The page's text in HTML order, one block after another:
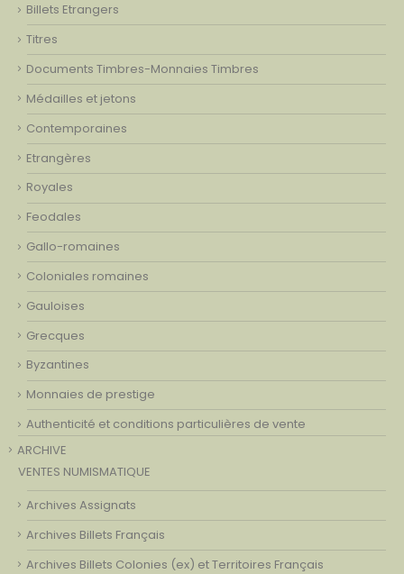
Billets Etrangers
Titres
Documents Timbres-Monnaies Timbres
Médailles et jetons
Contemporaines
Etrangères
Royales
Feodales
Gallo-romaines
Coloniales romaines
Gauloises
Grecques
Byzantines
Monnaies de prestige
Authenticité et conditions particulières de vente
ARCHIVE
VENTES NUMISMATIQUE
Archives Assignats
Archives Billets Français
Archives Billets Colonies (ex) et Territoires Français